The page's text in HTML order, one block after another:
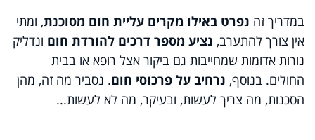
במדריך זה נפרט באילו מקרים עליית חום מסוכנת, ומתי
אין צורך להתערב, נציע מספר דרכים להורדת חום ונדליק
נורות אדומות שמחייבות גם ביקור אצל רופא או בבית
החולים. בנוסף, נרחיב על פרכוסי חום. נסביר מה זה, מהן
הסכנות, מה צריך לעשות, ובעיקר, מה לא לעשות...